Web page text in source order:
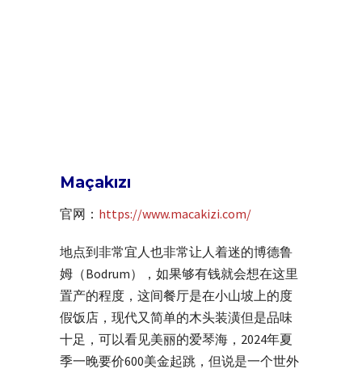
Maçakızı
官网： https://www.macakizi.com/
地点到非常宜人也非常让人着迷的博德鲁
姆（Bodrum），如果够有钱就会想在这里
置产的程度，这间餐厅是在小山坡上的度
假饭店，现代又简单的木头装潢但是品味
十足，可以看见美丽的爱琴海，2024年夏
季一晚要价600美金起跳，但说是一个世外